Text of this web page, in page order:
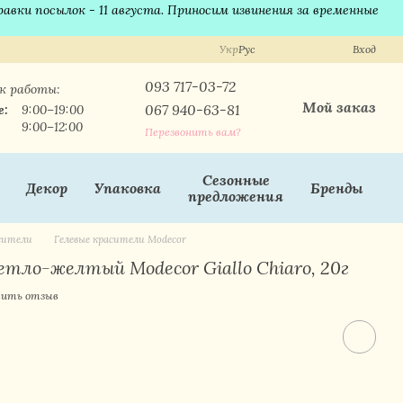
посылок - 11 августа. Приносим извинения за временные
УкрРус Вход
работы:
9:00–19:00
9:00–12:00
093 717-03-72
067 940-63-81
Перезвонить вам?
Мой заказ
Декор Упаковка
Сезонные
предложения
Бренды
Гелевые красители Modecor
желтый Modecor Giallo Chiaro, 20г
отзыв